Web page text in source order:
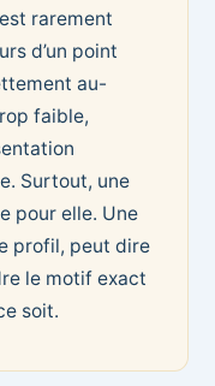
rarement
d’un point
au-
faible,
Surtout, une
pour elle. Une
profil, peut dire
le motif exact
soit.